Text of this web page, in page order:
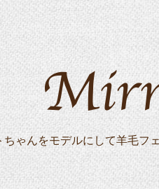
ちゃんをモデルにして羊毛フ